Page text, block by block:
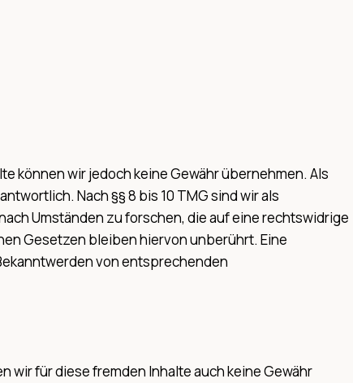
können wir jedoch keine Gewähr übernehmen. Als
Nach §§ 8 bis 10 TMG sind wir als
Umständen zu forschen, die auf eine rechtswidrige
Gesetzen bleiben hiervon unberührt. Eine
von entsprechenden
wir für diese fremden Inhalte auch keine Gewähr